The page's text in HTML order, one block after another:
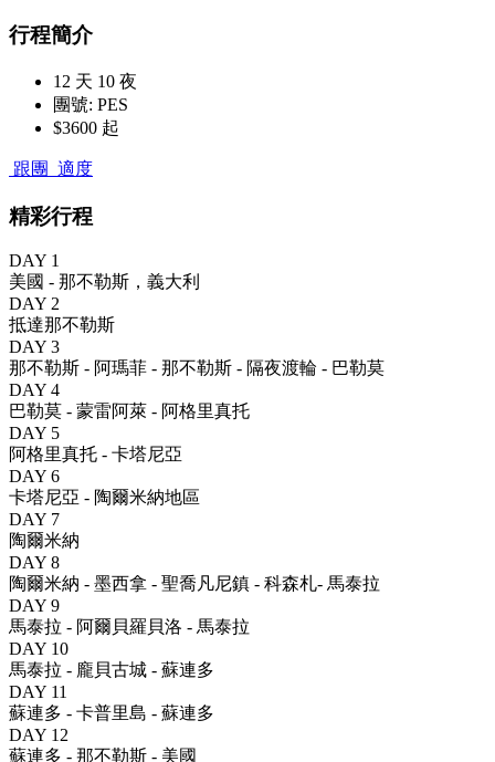
行程簡介
12 天 10 夜
團號: PES
$3600 起
跟團 適度
精彩行程
DAY 1
美國 - 那不勒斯，義大利
DAY 2
抵達那不勒斯
DAY 3
那不勒斯 - 阿瑪菲 - 那不勒斯 - 隔夜渡輪 - 巴勒莫
DAY 4
巴勒莫 - 蒙雷阿萊 - 阿格里真托
DAY 5
阿格里真托 - 卡塔尼亞
DAY 6
卡塔尼亞 - 陶爾米納地區
DAY 7
陶爾米納
DAY 8
陶爾米納 - 墨西拿 - 聖喬凡尼鎮 - 科森札- 馬泰拉
DAY 9
馬泰拉 - 阿爾貝羅貝洛 - 馬泰拉
DAY 10
馬泰拉 - 龐貝古城 - 蘇連多
DAY 11
蘇連多 - 卡普里島 - 蘇連多
DAY 12
蘇連多 - 那不勒斯 - 美國